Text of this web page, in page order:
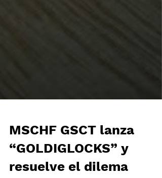
MSCHF GSCT lanza
“GOLDIGLOCKS” y